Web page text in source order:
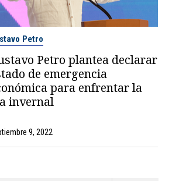
Petro
Petro plantea declarar
de emergencia
para enfrentar la
invernal
9, 2022